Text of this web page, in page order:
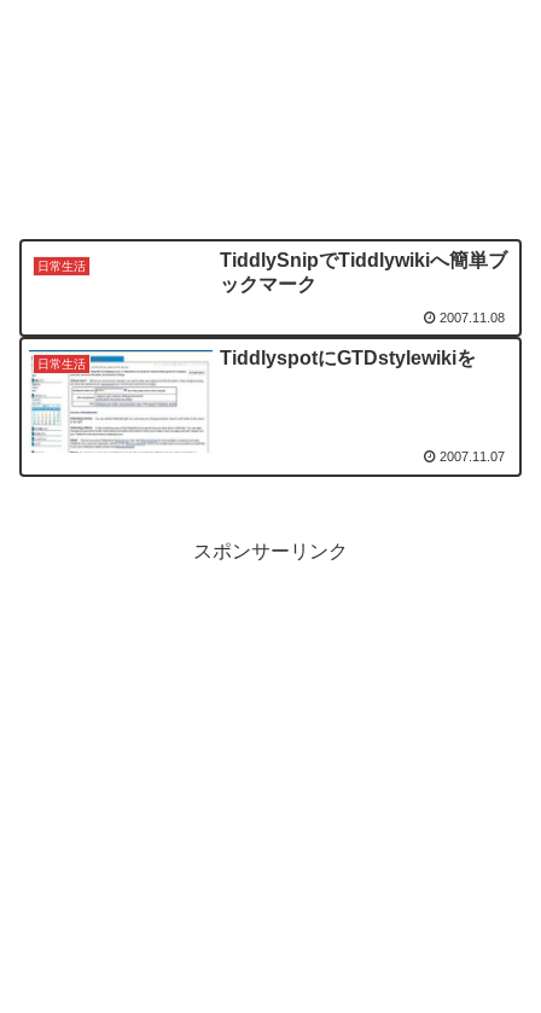
日常生活
TiddlySnipでTiddlywikiへ簡単ブ
ックマーク
2007.11.08
日常生活 TiddlyspotにGTDstylewikiを
2007.11.07
スポンサーリンク